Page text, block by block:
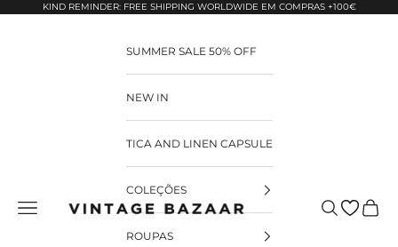
Pular para o conteúdo
KIND REMINDER: FREE SHIPPING WORLDWIDE EM COMPRAS +100€
Vintage Bazaar Pesquisar
SUMMER SALE 50% OFF
NEW IN
TICA AND LINEN CAPSULE
COLEÇÕES
ROUPAS